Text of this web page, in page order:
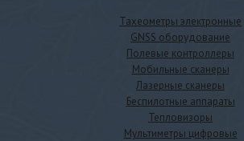
Тахеометры электронные
GNSS оборудование
Полевые контроллеры
Мобильные сканеры
Лазерные сканеры
Беспилотные аппараты
Тепловизоры
Мультиметры цифровые